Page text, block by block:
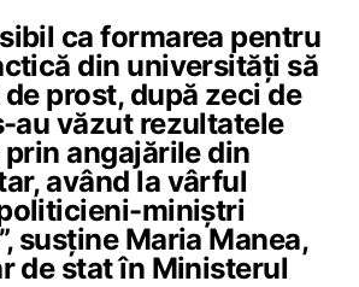
ca formarea pentru
din universități să
prost, după zeci de
au văzut rezultatele
angajările din
având la vârful
miniștri
susține Maria Manea,
de stat în Ministerul